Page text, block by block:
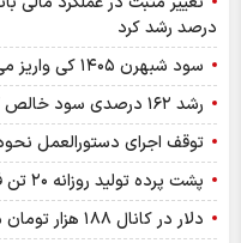
درصد رشد کرد
سود شبهرن ۱۴۰۵ کی واریز می‌شود و چقدر است؟
رشد ۱۶۲ درصدی سود خالص کپشیر در بهار ۱۴۰۵
توقف اجرای دستورالعمل
پشت پرده تولید روزانه ۲۰ تن فنر در خگلپا
دلار در کانال ۱۸۸ هزار تومان ماند!